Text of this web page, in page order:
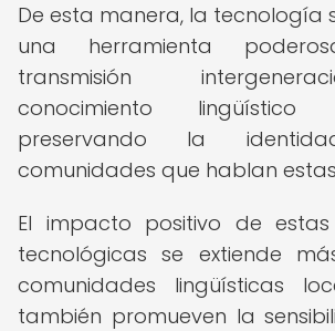
De esta manera, la tecnología
una herramienta
transmisión
conocimiento
preservando la
comunidades que hablan
El impacto positivo de estas
tecnológicas se extiende
comunidades lingüísticas
también promueven la